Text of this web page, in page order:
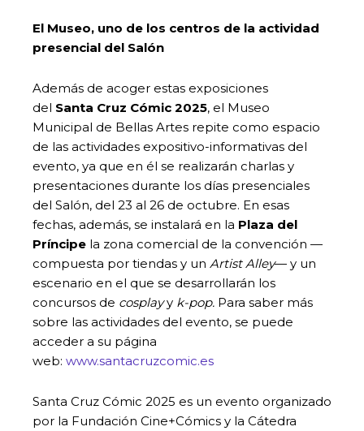
El Museo, uno de los centros de la actividad
presencial del Salón
Además de acoger estas exposiciones
del Santa Cruz Cómic 2025, el Museo
Municipal de Bellas Artes repite como espacio
de las actividades expositivo-informativas del
evento, ya que en él se realizarán charlas y
presentaciones durante los días presenciales
del Salón, del 23 al 26 de octubre. En esas
fechas, además, se instalará en la Plaza del
Príncipe la zona comercial de la convención —
compuesta por tiendas y un Artist Alley— y un
escenario en el que se desarrollarán los
concursos de cosplayy k-pop. Para saber más
sobre las actividades del evento, se puede
acceder a su página
web: www.santacruzcomic.es
Santa Cruz Cómic 2025 es un evento organizado
por la Fundación Cine+Cómics y la Cátedra